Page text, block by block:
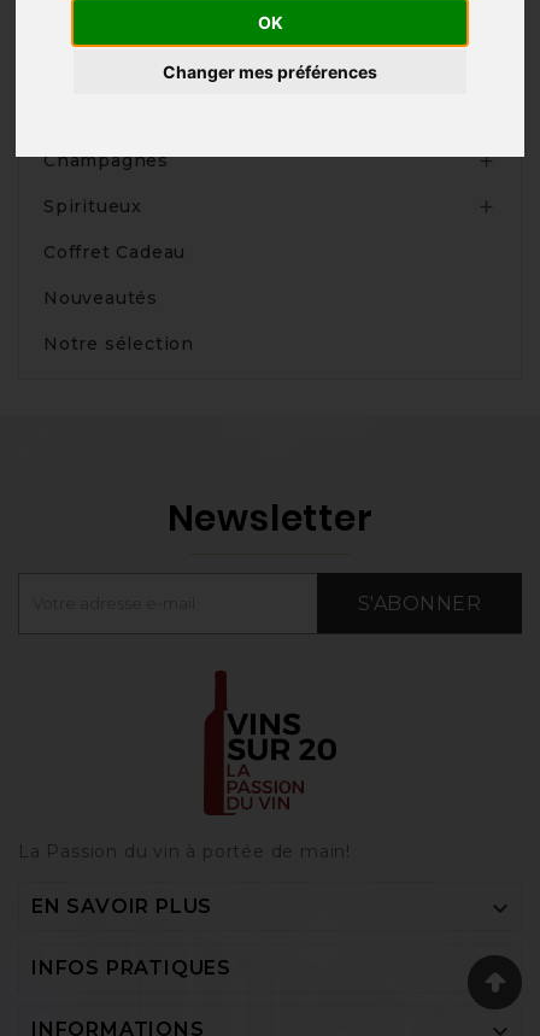
OK
Changer mes préférences
Produits
Champagnes 
Spiritueux 
Coffret Cadeau
Nouveautés
Notre sélection
Newsletter
S'ABONNER
La Passion du vin à portée de main‎!
EN SAVOIR PLUS 
INFOS PRATIQUES 
INFORMATIONS